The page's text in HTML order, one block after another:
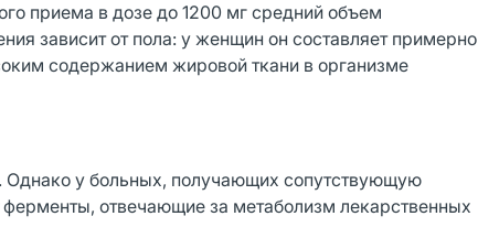
приема в дозе до 1200 мг средний объем
зависит от пола: у женщин он составляет примерно
содержанием жировой ткани в организме
Однако у больных, получающих сопутствующую
отвечающие за метаболизм лекарственных